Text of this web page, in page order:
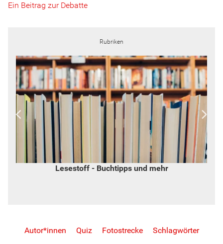
Ein Beitrag zur Debatte
Rubriken
Widerspruch - von Inge Hannemann
Autor*innen Quiz Fotostrecke Schlagwörter